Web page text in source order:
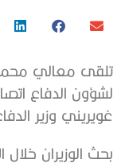
تلقى معالي محمد
لشؤون الدفاع
غويريني وزير
بحث الوزيران